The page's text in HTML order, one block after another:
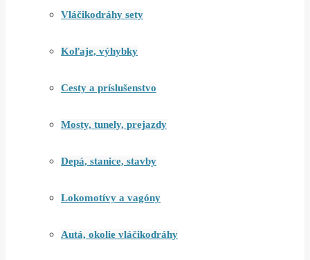
Vláčikodráhy sety
Koľaje, výhybky
Cesty a príslušenstvo
Mosty, tunely, prejazdy
Depá, stanice, stavby
Lokomotívy a vagóny
Autá, okolie vláčikodráhy